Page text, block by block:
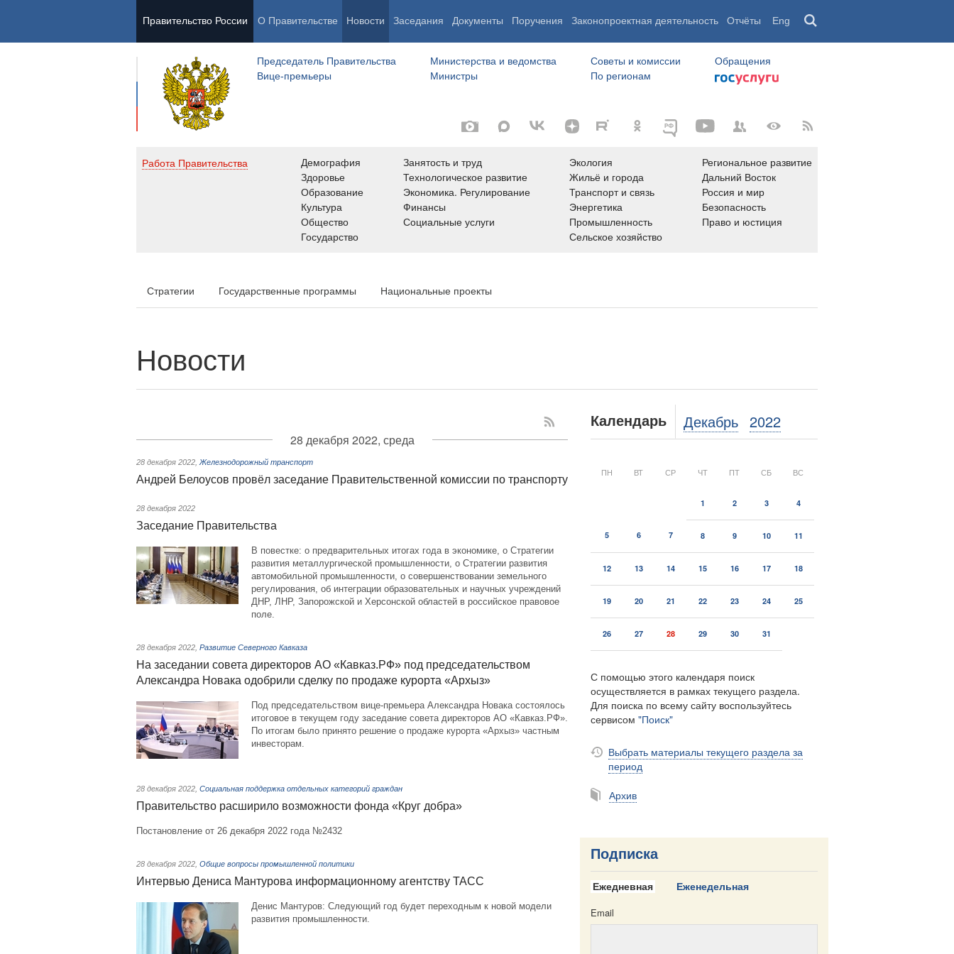
Правительство России О Правительстве Новости Заседания Документы Поручения Законопроектная деятельность Отчёты Eng
Председатель Правительства
Вице-премьеры
Министерства и ведомства
Министры
Советы и комиссии
По регионам
Обращения
Работа Правительства
Демография
Здоровье
Образование
Культура
Общество
Государство
Занятость и труд
Технологическое развитие
Экономика. Регулирование
Финансы
Социальные услуги
Экология
Жильё и города
Транспорт и связь
Энергетика
Промышленность
Сельское хозяйство
Региональное развитие
Дальний Восток
Россия и мир
Безопасность
Право и юстиция
Стратегии Государственные программы Национальные проекты
Новости
28 декабря 2022, среда
28 декабря 2022 Железнодорожный транспорт
Андрей Белоусов провёл заседание Правительственной комиссии по транспорту
28 декабря 2022
Заседание Правительства
В повестке: о предварительных итогах года в экономике, о Стратегии
развития металлургической промышленности, о Стратегии развития
автомобильной промышленности, о совершенствовании земельного
регулирования, об интеграции образовательных и научных учреждений
ДНР, ЛНР, Запорожской и Херсонской областей в российское правовое
поле.
28 декабря 2022 Развитие Северного Кавказа
На заседании совета директоров АО «Кавказ.РФ» под председательством
Александра Новака одобрили сделку по продаже курорта «Архыз»
Под председательством вице-премьера Александра Новака состоялось
итоговое в текущем году заседание совета директоров АО «Кавказ.РФ».
По итогам было принято решение о продаже курорта «Архыз» частным
инвесторам.
28 декабря 2022 Социальная поддержка отдельных категорий граждан
Правительство расширило возможности фонда «Круг добра»
Постановление от 26 декабря 2022 года №2432
28 декабря 2022 Общие вопросы промышленной политики
Интервью Дениса Мантурова информационному агентству ТАСС
Денис Мантуров: Следующий год будет переходным к новой модели
развития промышленности.
Календарь Декабрь 2022
ПН ВТ СР ЧТ ПТ СБ ВС
1 2 3 4
5 6 7 8 9 10 11
12 13 14 15 16 17 18
19 20 21 22 23 24 25
26 27 28 29 30 31
С помощью этого календаря поиск
осуществляется в рамках текущего раздела.
Для поиска по всему сайту воспользуйтесь
сервисом "Поиск"
Выбрать материалы текущего раздела за
период
Архив
Подписка
Ежедневная Еженедельная
Email